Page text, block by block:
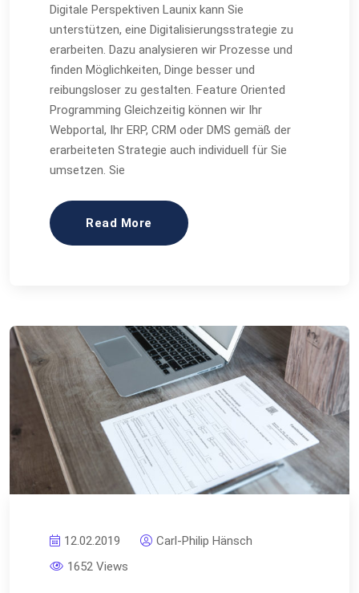
Digitale Perspektiven Launix kann Sie
unterstützen, eine Digitalisierungsstrategie zu
erarbeiten. Dazu analysieren wir Prozesse und
finden Möglichkeiten, Dinge besser und
reibungsloser zu gestalten. Feature Oriented
Programming Gleichzeitig können wir Ihr
Webportal, Ihr ERP, CRM oder DMS gemäß der
erarbeiteten Strategie auch individuell für Sie
umsetzen. Sie
Read More
12.02.2019
Carl-Philip Hänsch
1652 Views